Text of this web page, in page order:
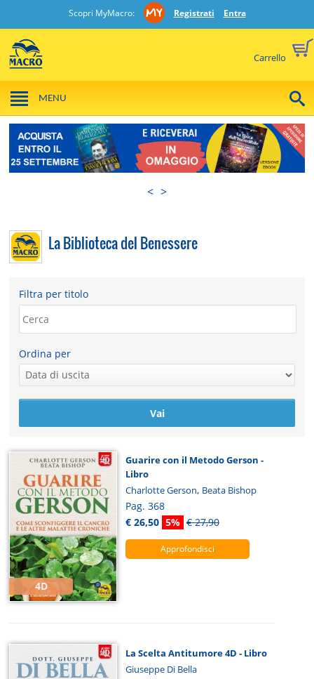
Scopri MyMacro: Registrati Entra
Carrello
MENU
< >
La Biblioteca del Benessere
Filtra per titolo
Ordina per
4D
Guarire con il Metodo Gerson -
Libro
Charlotte Gerson, Beata Bishop
Pag. 368
€ 26,50 5% € 27,90
Approfondisci
La Scelta Antitumore 4D - Libro
Giuseppe Di Bella